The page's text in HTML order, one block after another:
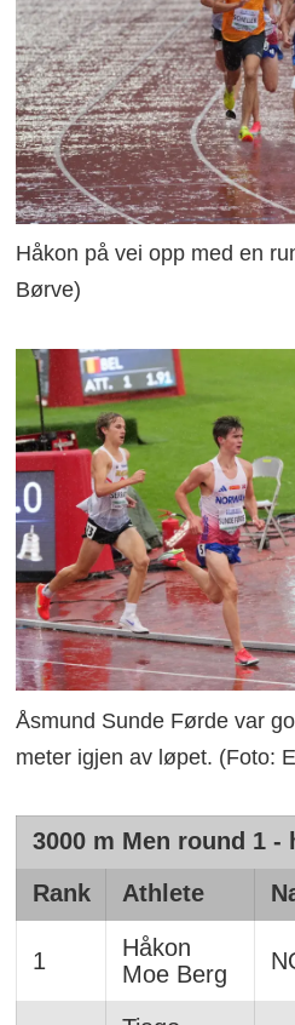
Håkon på vei opp med en
Børve)
Åsmund Sunde Førde var
meter igjen av løpet. (Foto:
3000 m Men round 1 -
Rank
Athlete
1
Håkon
Moe Berg